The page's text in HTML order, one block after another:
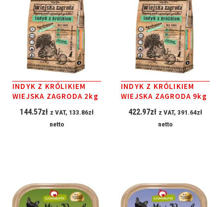
INDYK Z KRÓLIKIEM
WIEJSKA ZAGRODA 2kg
144.57zł z VAT, 133.86zł
netto
INDYK Z KRÓLIKIEM
WIEJSKA ZAGRODA 9kg
422.97zł z VAT, 391.64zł
netto